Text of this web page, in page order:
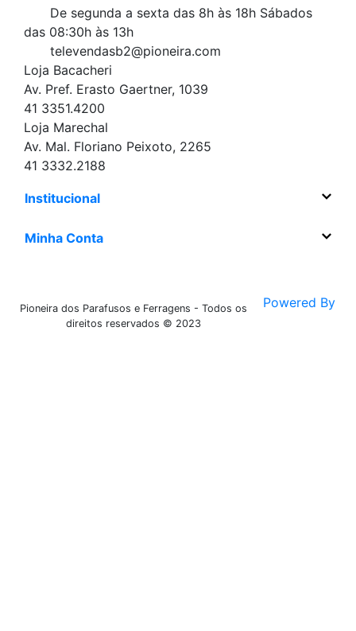
De segunda a sexta das 8h às 18h Sábados
das 08:30h às 13h
televendasb2@pioneira.com
Loja Bacacheri
Av. Pref. Erasto Gaertner, 1039
41 3351.4200
Loja Marechal
Av. Mal. Floriano Peixoto, 2265
41 3332.2188
Institucional
Minha Conta
Pioneira dos Parafusos e Ferragens - Todos os
direitos reservados © 2023
Powered By